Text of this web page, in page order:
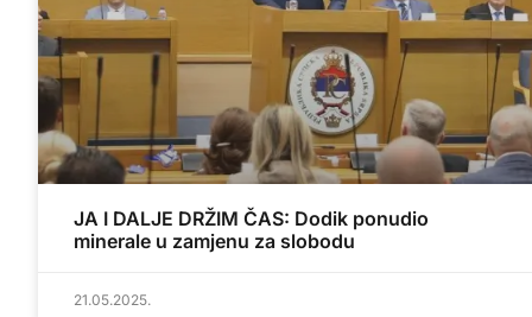
JA I DALJE DRŽIM ČAS: Dodik ponudio
minerale u zamjenu za slobodu
21.05.2025.